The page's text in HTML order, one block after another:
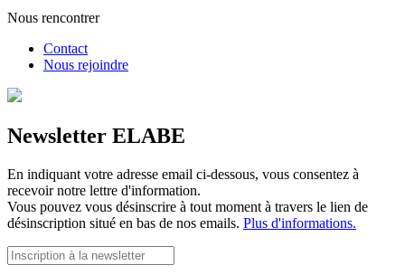
Nous rencontrer
Contact
Nous rejoindre
Newsletter ELABE
En indiquant votre adresse email ci-dessous, vous consentez à
recevoir notre lettre d'information.
Vous pouvez vous désinscrire à tout moment à travers le lien de
désinscription situé en bas de nos emails. Plus d'informations.